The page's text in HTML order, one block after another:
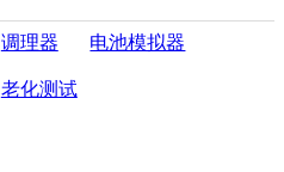
调理器 电池模拟器
老化测试